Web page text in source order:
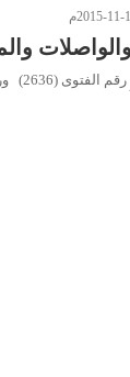
قام مصنع شركة الاتحاد العربي بزليتن…